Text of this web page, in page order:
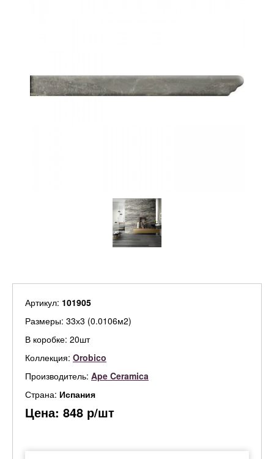
Артикул: 101905
Размеры: 33х3 (0.0106м2)
В коробке: 20шт
Коллекция: Orobico
Производитель: Ape Ceramica
Страна: Испания
Цена: 848 р/шт